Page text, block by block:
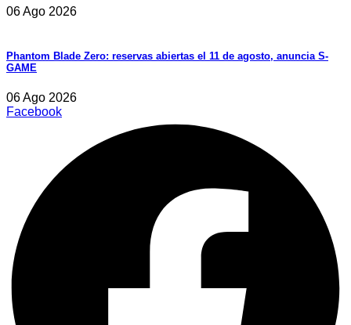
06 Ago 2026
Phantom Blade Zero: reservas abiertas el 11 de agosto, anuncia S-
GAME
06 Ago 2026
Facebook